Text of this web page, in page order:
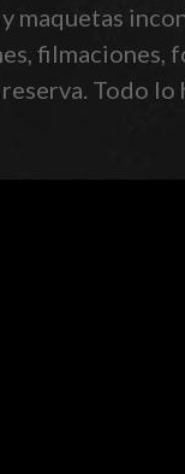
maquetas
filmaciones,
Todo